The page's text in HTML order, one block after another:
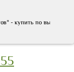
- купить по